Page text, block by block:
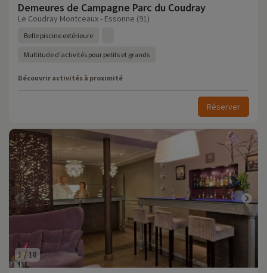
Demeures de Campagne Parc du Coudray
Le Coudray Montceaux - Essonne (91)
Belle piscine extérieure
Multitude d'activités pour petits et grands
Découvrir activités à proximité
Réserver
1/ 18